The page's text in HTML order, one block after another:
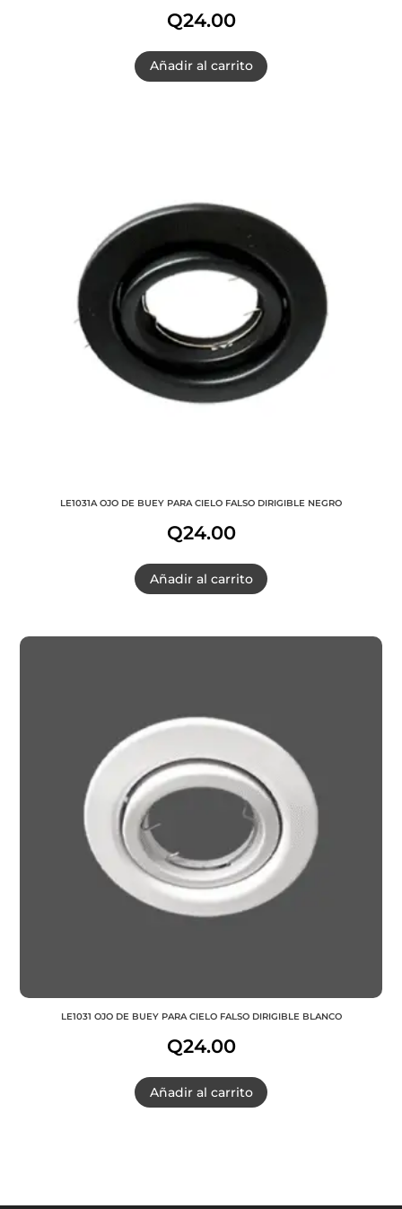
Q24.00
Añadir al carrito
LE1031A OJO DE BUEY PARA CIELO FALSO DIRIGIBLE NEGRO
Q24.00
Añadir al carrito
LE1031 OJO DE BUEY PARA CIELO FALSO DIRIGIBLE BLANCO
Q24.00
Añadir al carrito